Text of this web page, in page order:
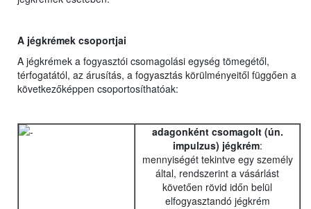
A jégkrémek csoportjai
A jégkrémek a fogyasztói csomagolási egység tömegétől,
térfogatától, az árusítás, a fogyasztás körülményeitől függően a
következőképpen csoportosíthatóak:
adagonként csomagolt (ún.
impulzus) jégkrém:
mennyiségét tekintve egy személy
által, rendszerint a vásárlást
követően rövid időn belül
elfogyasztandó jégkrém